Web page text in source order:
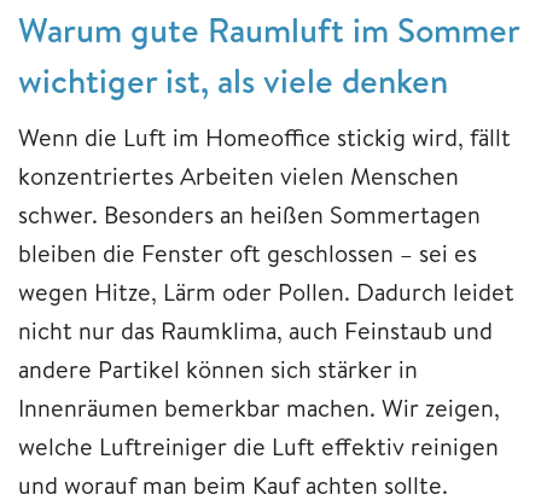
Warum gute Raumluft im Sommer
wichtiger ist, als viele denken
Wenn die Luft im Homeoffice stickig wird, fällt
konzentriertes Arbeiten vielen Menschen
schwer. Besonders an heißen Sommertagen
bleiben die Fenster oft geschlossen – sei es
wegen Hitze, Lärm oder Pollen. Dadurch leidet
nicht nur das Raumklima, auch Feinstaub und
andere Partikel können sich stärker in
Innenräumen bemerkbar machen. Wir zeigen,
welche Luftreiniger die Luft effektiv reinigen
und worauf man beim Kauf achten sollte.